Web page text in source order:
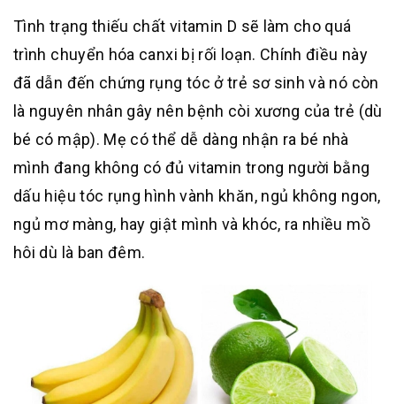
Tình trạng thiếu chất vitamin D sẽ làm cho quá
trình chuyển hóa canxi bị rối loạn. Chính điều này
đã dẫn đến chứng rụng tóc ở trẻ sơ sinh và nó còn
là nguyên nhân gây nên bệnh còi xương của trẻ (dù
bé có mập). Mẹ có thể dễ dàng nhận ra bé nhà
mình đang không có đủ vitamin trong người bằng
dấu hiệu tóc rụng hình vành khăn, ngủ không ngon,
ngủ mơ màng, hay giật mình và khóc, ra nhiều mồ
hôi dù là ban đêm.